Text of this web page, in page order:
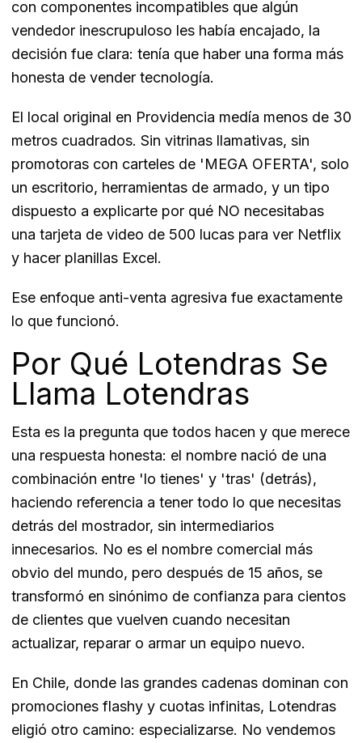
con componentes incompatibles que algún
vendedor inescrupuloso les había encajado, la
decisión fue clara: tenía que haber una forma más
honesta de vender tecnología.
El local original en Providencia medía menos de 30
metros cuadrados. Sin vitrinas llamativas, sin
promotoras con carteles de 'MEGA OFERTA', solo
un escritorio, herramientas de armado, y un tipo
dispuesto a explicarte por qué NO necesitabas
una tarjeta de video de 500 lucas para ver Netflix
y hacer planillas Excel.
Ese enfoque anti-venta agresiva fue exactamente
lo que funcionó.
Por Qué Lotendras Se
Llama Lotendras
Esta es la pregunta que todos hacen y que merece
una respuesta honesta: el nombre nació de una
combinación entre 'lo tienes' y 'tras' (detrás),
haciendo referencia a tener todo lo que necesitas
detrás del mostrador, sin intermediarios
innecesarios. No es el nombre comercial más
obvio del mundo, pero después de 15 años, se
transformó en sinónimo de confianza para cientos
de clientes que vuelven cuando necesitan
actualizar, reparar o armar un equipo nuevo.
En Chile, donde las grandes cadenas dominan con
promociones flashy y cuotas infinitas, Lotendras
eligió otro camino: especializarse. No vendemos